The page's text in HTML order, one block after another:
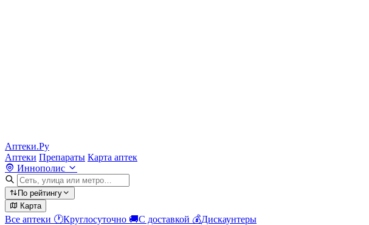
Аптеки.Ру
Аптеки Препараты Карта аптек
Иннополис
По рейтингу
Карта
Все аптеки 🕐Круглосуточно 🚚С доставкой 💰Дискаунтеры